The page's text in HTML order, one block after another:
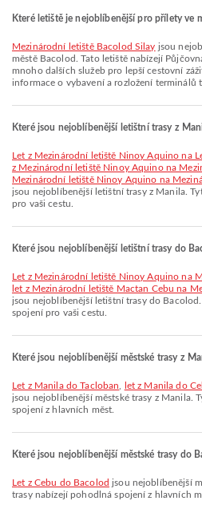
Které letiště je nejoblíbenější pro přílety ve
Mezinárodní letiště Bacolod Silay jsou
městě Bacolod. Tato letiště nabízejí
mnoho dalších služeb pro lepší cestovní
informace o vybavení a rozložení terminálů
Které jsou nejoblíbenější letištní trasy z
let z Mezinárodní letiště Ninoy Aquino na
z Mezinárodní letiště Ninoy Aquino na
Mezinárodní letiště Ninoy Aquino na
jsou nejoblíbenější letištní trasy z Manila.
pro vaši cestu.
Které jsou nejoblíbenější letištní trasy do
let z Mezinárodní letiště Ninoy Aquino na
let z Mezinárodní letiště Mactan Cebu na
jsou nejoblíbenější letištní trasy do
spojení pro vaši cestu.
Které jsou nejoblíbenější městské trasy z
let z Manila do Tacloban let z Manila do
jsou nejoblíbenější městské trasy z Manila.
spojení z hlavních měst.
Které jsou nejoblíbenější městské trasy do
let z Cebu do Bacolod jsou nejoblíbenější
trasy nabízejí pohodlná spojení z hlavních